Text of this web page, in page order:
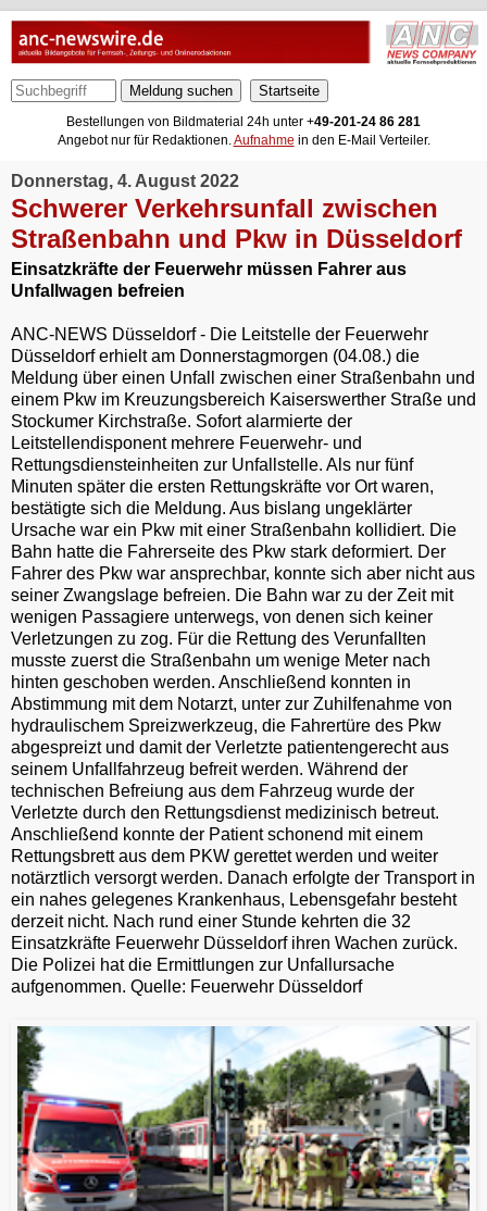
Meldung suchen
Bestellungen von Bildmaterial 24h unter +49-201-24 86 281
Angebot nur für Redaktionen.Aufnahme in den E-Mail Verteiler.
Donnerstag, 4. August 2022
Schwerer Verkehrsunfall zwischen
Straßenbahn und Pkw in Düsseldorf
Einsatzkräfte der Feuerwehr müssen Fahrer aus
Unfallwagen befreien
ANC-NEWS Düsseldorf - Die Leitstelle der Feuerwehr
Düsseldorf erhielt am Donnerstagmorgen (04.08.) die
Meldung über einen Unfall zwischen einer Straßenbahn und
einem Pkw im Kreuzungsbereich Kaiserswerther Straße und
Stockumer Kirchstraße. Sofort alarmierte der
Leitstellendisponent mehrere Feuerwehr- und
Rettungsdiensteinheiten zur Unfallstelle. Als nur fünf
Minuten später die ersten Rettungskräfte vor Ort waren,
bestätigte sich die Meldung. Aus bislang ungeklärter
Ursache war ein Pkw mit einer Straßenbahn kollidiert. Die
Bahn hatte die Fahrerseite des Pkw stark deformiert. Der
Fahrer des Pkw war ansprechbar, konnte sich aber nicht aus
seiner Zwangslage befreien. Die Bahn war zu der Zeit mit
wenigen Passagiere unterwegs, von denen sich keiner
Verletzungen zu zog. Für die Rettung des Verunfallten
musste zuerst die Straßenbahn um wenige Meter nach
hinten geschoben werden. Anschließend konnten in
Abstimmung mit dem Notarzt, unter zur Zuhilfenahme von
hydraulischem Spreizwerkzeug, die Fahrertüre des Pkw
abgespreizt und damit der Verletzte patientengerecht aus
seinem Unfallfahrzeug befreit werden. Während der
technischen Befreiung aus dem Fahrzeug wurde der
Verletzte durch den Rettungsdienst medizinisch betreut.
Anschließend konnte der Patient schonend mit einem
Rettungsbrett aus dem PKW gerettet werden und weiter
notärztlich versorgt werden. Danach erfolgte der Transport in
ein nahes gelegenes Krankenhaus, Lebensgefahr besteht
derzeit nicht. Nach rund einer Stunde kehrten die 32
Einsatzkräfte Feuerwehr Düsseldorf ihren Wachen zurück.
Die Polizei hat die Ermittlungen zur Unfallursache
aufgenommen. Quelle: Feuerwehr Düsseldorf